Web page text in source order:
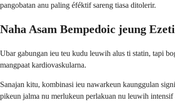
pangobatan anu paling éféktif sareng tiasa ditolerir.
Naha Asam Bempedoic jeung
Ubar gabungan ieu teu kudu leuwih alus ti statin, tapi
mangpaat kardiovaskularna.
Sanajan kitu, kombinasi ieu nawarkeun kaunggulan
pikeun jalma nu merlukeun perlakuan nu leuwih